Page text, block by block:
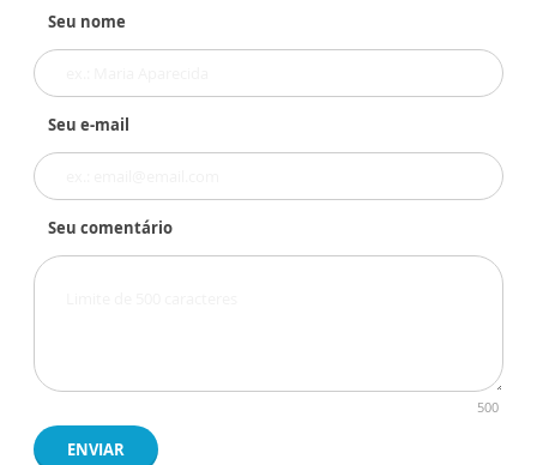
Seu nome
Seu e-mail
Seu comentário
500
ENVIAR